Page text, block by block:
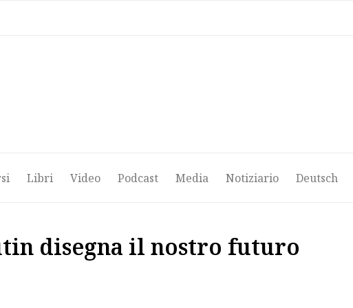
Libri Video Podcast Media Notiziario Deutsch
disegna il nostro futuro